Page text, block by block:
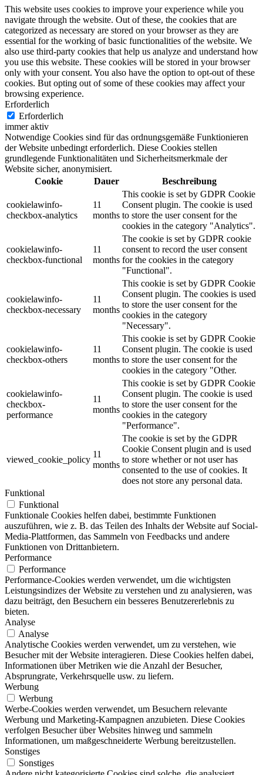
This website uses cookies to improve your experience while you
navigate through the website. Out of these, the cookies that are
categorized as necessary are stored on your browser as they are
essential for the working of basic functionalities of the website. We
also use third-party cookies that help us analyze and understand how
you use this website. These cookies will be stored in your browser
only with your consent. You also have the option to opt-out of these
cookies. But opting out of some of these cookies may affect your
browsing experience.
Erforderlich
Erforderlich
immer aktiv
Notwendige Cookies sind für das ordnungsgemäße Funktionieren
der Website unbedingt erforderlich. Diese Cookies stellen
grundlegende Funktionalitäten und Sicherheitsmerkmale der
Website sicher, anonymisiert.
Cookie
Dauer Beschreibung
cookielawinfo-
checkbox-analytics
11
months
This cookie is set by GDPR Cookie
Consent plugin. The cookie is used
to store the user consent for the
cookies in the category "Analytics".
cookielawinfo-
checkbox-functional
11
months
The cookie is set by GDPR cookie
consent to record the user consent
for the cookies in the category
"Functional".
cookielawinfo-
checkbox-necessary
11
months
This cookie is set by GDPR Cookie
Consent plugin. The cookies is used
to store the user consent for the
cookies in the category
"Necessary".
cookielawinfo-
checkbox-others
11
months
This cookie is set by GDPR Cookie
Consent plugin. The cookie is used
to store the user consent for the
cookies in the category "Other.
cookielawinfo-
checkbox-
performance
11
months
This cookie is set by GDPR Cookie
Consent plugin. The cookie is used
to store the user consent for the
cookies in the category
"Performance".
viewed_cookie_policy
11
months
The cookie is set by the GDPR
Cookie Consent plugin and is used
to store whether or not user has
consented to the use of cookies. It
does not store any personal data.
Funktional
Funktional
Funktionale Cookies helfen dabei, bestimmte Funktionen
auszuführen, wie z. B. das Teilen des Inhalts der Website auf Social-
Media-Plattformen, das Sammeln von Feedbacks und andere
Funktionen von Drittanbietern.
Performance
Performance
Performance-Cookies werden verwendet, um die wichtigsten
Leistungsindizes der Website zu verstehen und zu analysieren, was
dazu beiträgt, den Besuchern ein besseres Benutzererlebnis zu
bieten.
Analyse
Analyse
Analytische Cookies werden verwendet, um zu verstehen, wie
Besucher mit der Website interagieren. Diese Cookies helfen dabei,
Informationen über Metriken wie die Anzahl der Besucher,
Absprungrate, Verkehrsquelle usw. zu liefern.
Werbung
Werbung
Werbe-Cookies werden verwendet, um Besuchern relevante
Werbung und Marketing-Kampagnen anzubieten. Diese Cookies
verfolgen Besucher über Websites hinweg und sammeln
Informationen, um maßgeschneiderte Werbung bereitzustellen.
Sonstiges
Sonstiges